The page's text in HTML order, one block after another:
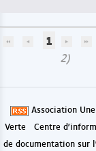
1
2)
Association
Verte
Centre
de documentation sur